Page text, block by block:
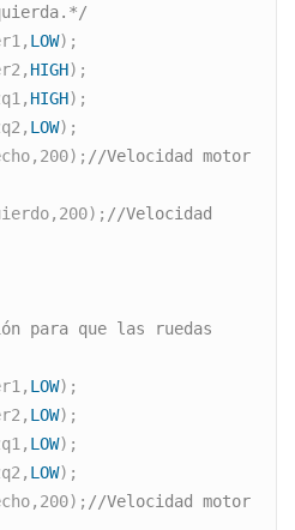
LOW);
HIGH);
HIGH);
LOW);
//Velocidad motor
//Velocidad
para que las ruedas
LOW);
LOW);
LOW);
LOW);
//Velocidad motor